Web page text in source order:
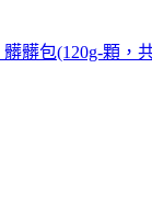
髒包(120g-顆，